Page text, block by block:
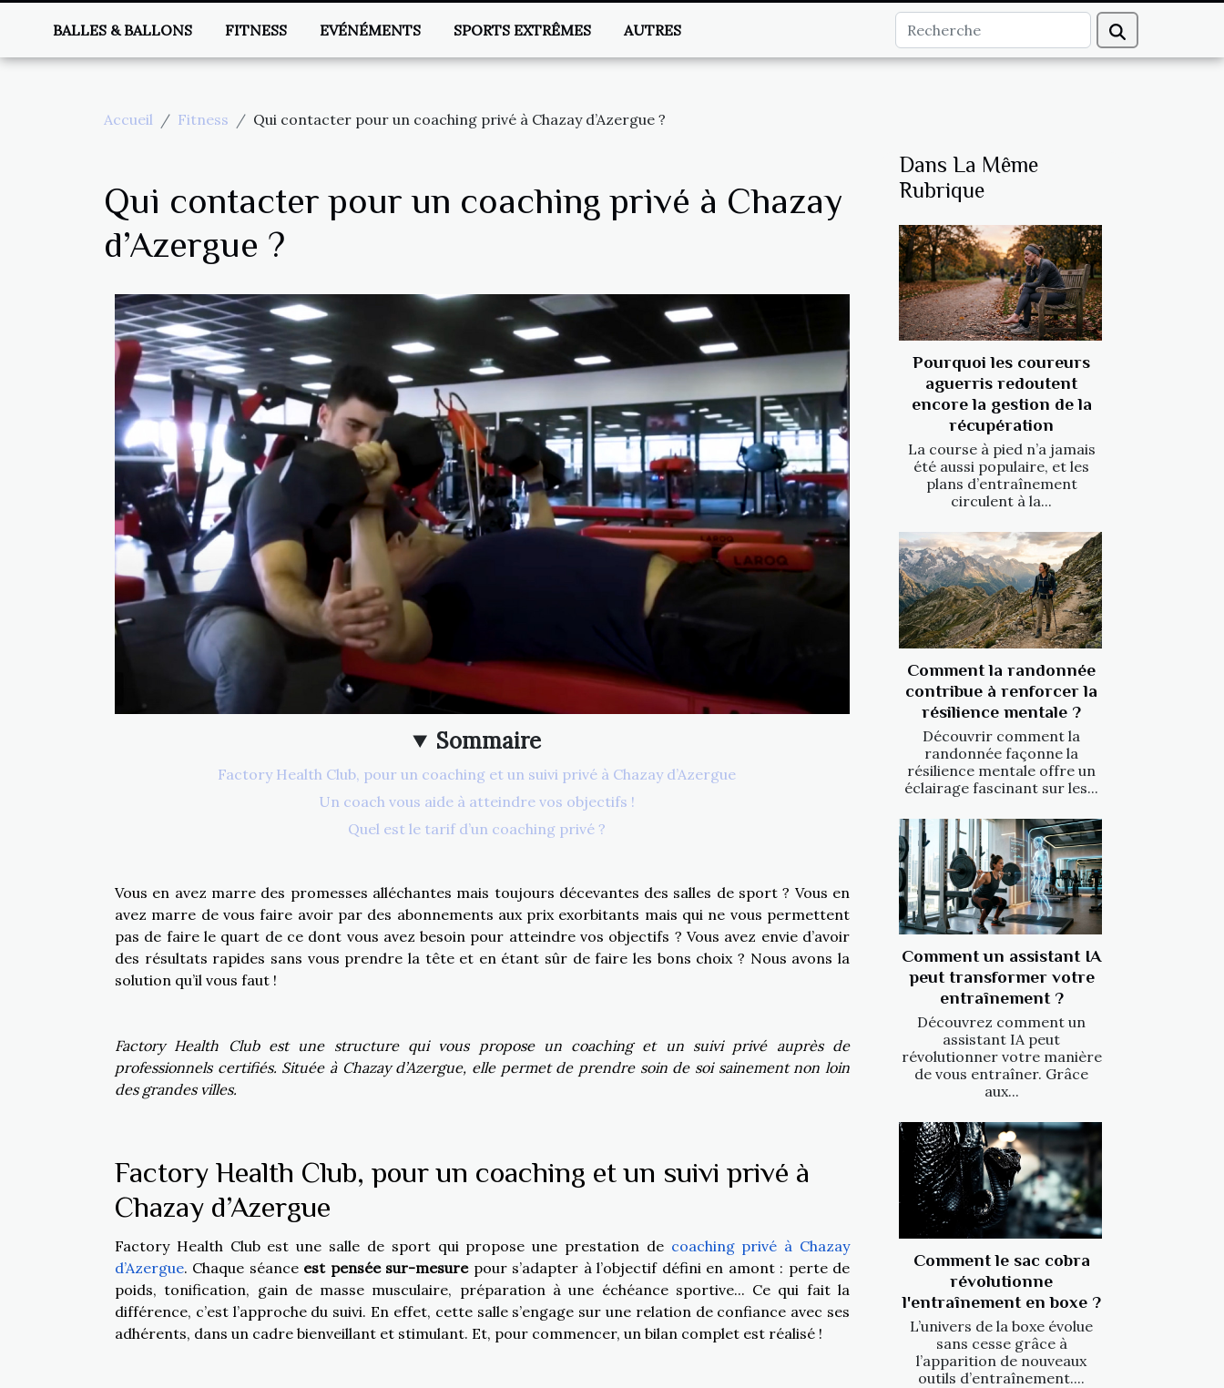
BALLES & BALLONS FITNESS EVÉNÉMENTS SPORTS EXTRÊMES AUTRES
Accueil Fitness Qui contacter pour un coaching privé à Chazay d’Azergue ?
Qui contacter pour un coaching privé à Chazay
d’Azergue ?
Sommaire
Factory Health Club, pour un coaching et un suivi privé à Chazay d’Azergue
Un coach vous aide à atteindre vos objectifs !
Quel est le tarif d’un coaching privé ?
Vous en avez marre des promesses alléchantes mais toujours décevantes des salles de sport ? Vous en
avez marre de vous faire avoir par des abonnements aux prix exorbitants mais qui ne vous permettent
pas de faire le quart de ce dont vous avez besoin pour atteindre vos objectifs ? Vous avez envie d’avoir
des résultats rapides sans vous prendre la tête et en étant sûr de faire les bons choix ? Nous avons la
solution qu’il vous faut !
Factory Health Club est une structure qui vous propose un coaching et un suivi privé auprès de
professionnels certifiés. Située à Chazay d’Azergue, elle permet de prendre soin de soi sainement non loin
des grandes villes.
Factory Health Club, pour un coaching et un suivi privé à
Chazay d’Azergue
Factory Health Club est une salle de sport qui propose une prestation de coaching privé à Chazay
d’Azergue. Chaque séance est pensée sur-mesure pour s’adapter à l’objectif défini en amont : perte de
poids, tonification, gain de masse musculaire, préparation à une échéance sportive... Ce qui fait la
différence, c’est l’approche du suivi. En effet, cette salle s’engage sur une relation de confiance avec ses
adhérents, dans un cadre bienveillant et stimulant. Et, pour commencer, un bilan complet est réalisé !
Dans La Même
Rubrique
Pourquoi les coureurs
aguerris redoutent
encore la gestion de la
récupération
La course à pied n’a jamais
été aussi populaire, et les
plans d’entraînement
circulent à la...
Comment la randonnée
contribue à renforcer la
résilience mentale ?
Découvrir comment la
randonnée façonne la
résilience mentale offre un
éclairage fascinant sur les...
Comment un assistant IA
peut transformer votre
entraînement ?
Découvrez comment un
assistant IA peut
révolutionner votre manière
de vous entraîner. Grâce
aux...
Comment le sac cobra
révolutionne
l'entraînement en boxe ?
L’univers de la boxe évolue
sans cesse grâce à
l’apparition de nouveaux
outils d’entraînement....